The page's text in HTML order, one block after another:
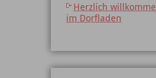
Herzlich
im Dorfladen